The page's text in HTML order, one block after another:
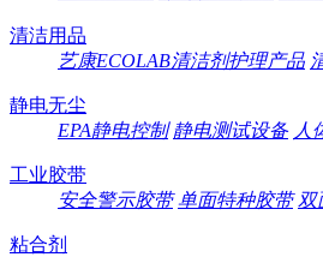
清洁用品
艺康ECOLAB清洁剂护理产品
静电无尘
EPA静电控制 静电测试设备 人
工业胶带
安全警示胶带 单面特种胶带 双
粘合剂